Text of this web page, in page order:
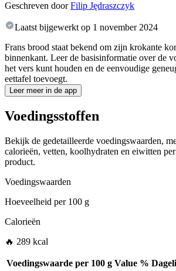
Geschreven door Filip Jędraszczyk
Laatst bijgewerkt op 1 november 2024
Frans brood staat bekend om zijn krokante
binnenkant. Leer de basisinformatie over de
het vers kunt houden en de eenvoudige
eettafel toevoegt.
Leer meer in de app
Voedingsstoffen
Bekijk de gedetailleerde voedingswaarden,
calorieën, vetten, koolhydraten en eiwitten
product.
Voedingswaarden
Hoeveelheid per100 g
Calorieën
🔥 289 kcal
Voedingswaarde per 100 g Value %